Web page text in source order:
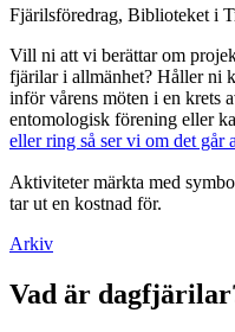
Fjärilsföredrag, Biblioteket i
Vill ni att vi berättar om
fjärilar i allmänhet? Håller ni
inför vårens möten i en krets
entomologisk förening eller
eller ring så ser vi om det går
Aktiviteter märkta med
tar ut en kostnad för.
Arkiv
Vad är